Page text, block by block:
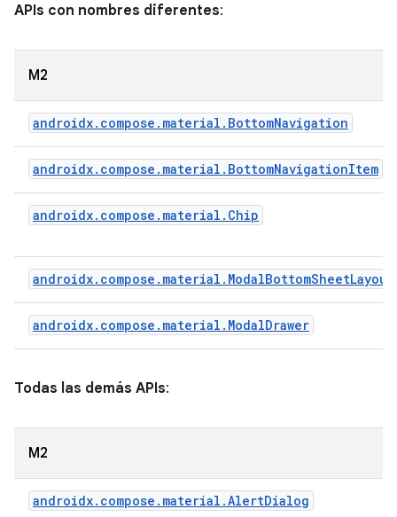
APIs con nombres diferentes:
M2
androidx.compose.material.BottomNavigation
androidx.compose.material.BottomNavigationItem
androidx.compose.material.Chip
androidx.compose.material.ModalBottomSheetLayout
androidx.compose.material.ModalDrawer
Todas las demás APIs:
M2
androidx.compose.material.AlertDialog